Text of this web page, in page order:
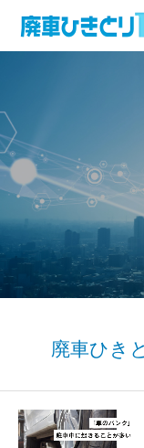
廃車ひき
無料査定
お役立ち情報
お知らせ
会社概要
お問い合わせ